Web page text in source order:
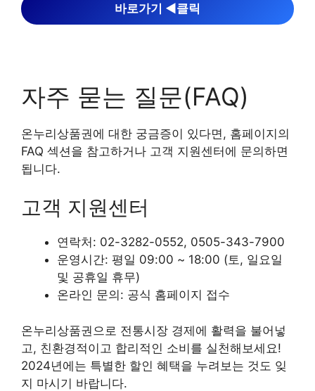
바로가기 ◀︎클릭
자주 묻는 질문(FAQ)
온누리상품권에 대한 궁금증이 있다면, 홈페이지의
FAQ 섹션을 참고하거나 고객 지원센터에 문의하면
됩니다.
고객 지원센터
연락처: 02-3282-0552, 0505-343-7900
운영시간: 평일 09:00 ~ 18:00 (토, 일요일
및 공휴일 휴무)
온라인 문의: 공식 홈페이지 접수
온누리상품권으로 전통시장 경제에 활력을 불어넣
고, 친환경적이고 합리적인 소비를 실천해보세요!
2024년에는 특별한 할인 혜택을 누려보는 것도 잊
지 마시기 바랍니다.